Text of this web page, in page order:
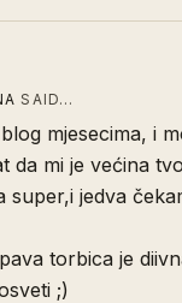
SAID…
mjesecima, i
da mi je većina
super,i jedva
torbica je
;)